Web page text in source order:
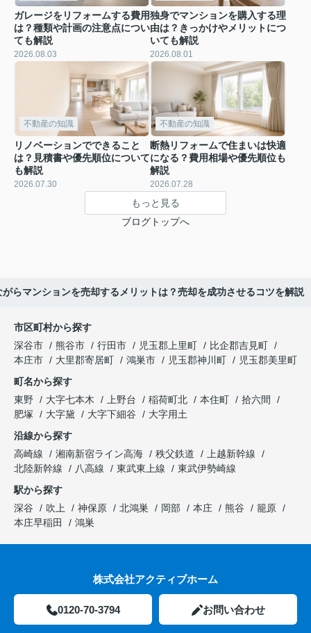
ガレージをリフォームする費用
は？種類や計画の注意点につい
ても解説
2026.08.03
独身でマンションを購入する理
由は？きっかけやメリットにつ
いても解説
2026.08.01
不動産の知識
リノベーションでできること
は？見積書や優先順位について
も解説
2026.07.30
不動産の知識
断熱リフォームで住まいは快適
になる？費用相場や優先順位も
解説
2026.07.28
もっと見る
ブログトップへ
がらマンションを売却するメリットは？売却を成功させるコツを解説
市区町村から探す
深谷市
熊谷市 行田市 児玉郡上里町
比企郡吉見町
本庄市
大里郡寄居町 鴻巣市 児玉郡神川町
児玉郡美里町
町名から探す
東野
大字七本木 上野台 稲荷町北 本住町
拾六間
肥塚
大字黛 大字下細谷
大字用土
沿線から探す
高崎線
湘南新宿ライン高海 秩父鉄道
上越新幹線
北陸新幹線
八高線 東武東上線
東武伊勢崎線
駅から探す
深谷
吹上 神保原 北鴻巣 岡部 本庄 熊谷
籠原
本庄早稲田
鴻巣
株式会社アクティブホーム
0120-70-3794 お問い合わせ